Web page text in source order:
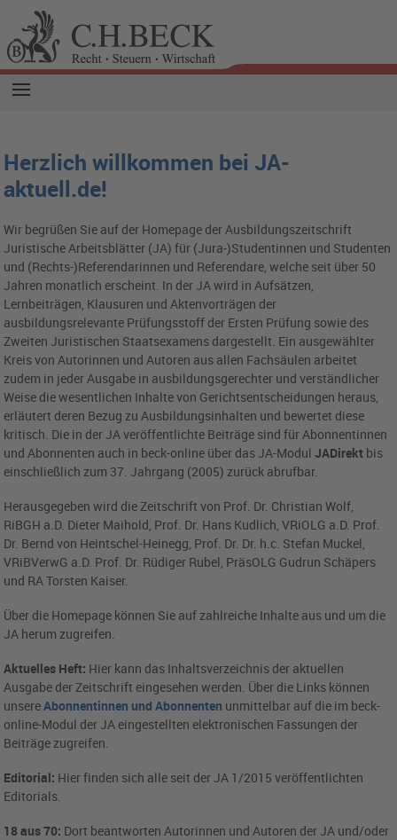
Herzlich willkommen bei JA-
aktuell.de!
Wir begrüßen Sie auf der Homepage der Ausbildungszeitschrift
Juristische Arbeitsblätter (JA) für (Jura-)Studentinnen und Studenten
und (Rechts-)Referendarinnen und Referendare, welche seit über 50
Jahren monatlich erscheint. In der JA wird in Aufsätzen,
Lernbeiträgen, Klausuren und Aktenvorträgen der
ausbildungsrelevante Prüfungsstoff der Ersten Prüfung sowie des
Zweiten Juristischen Staatsexamens dargestellt. Ein ausgewählter
Kreis von Autorinnen und Autoren aus allen Fachsäulen arbeitet
zudem in jeder Ausgabe in ausbildungsgerechter und verständlicher
Weise die wesentlichen Inhalte von Gerichtsentscheidungen heraus,
erläutert deren Bezug zu Ausbildungsinhalten und bewertet diese
kritisch. Die in der JA veröffentlichte Beiträge sind für Abonnentinnen
und Abonnenten auch in beck-online über das JA-ModulJADirekt bis
einschließlich zum 37. Jahrgang (2005) zurück abrufbar.
Herausgegeben wird die Zeitschrift von Prof. Dr. Christian Wolf,
RiBGH a.D. Dieter Maihold, Prof. Dr. Hans Kudlich, VRiOLG a.D. Prof.
Dr. Bernd von Heintschel-Heinegg, Prof. Dr. Dr. h.c. Stefan Muckel,
VRiBVerwG a.D. Prof. Dr. Rüdiger Rubel, PräsOLG Gudrun Schäpers
und RA Torsten Kaiser.
Über die Homepage können Sie auf zahlreiche Inhalte aus und um die
JA herum zugreifen.
Aktuelles Heft: Hier kann das Inhaltsverzeichnis der aktuellen
Ausgabe der Zeitschrift eingesehen werden. Über die Links können
unsereAbonnentinnen und Abonnenten unmittelbar auf die im beck-
online-Modul der JA eingestellten elektronischen Fassungen der
Beiträge zugreifen.
Editorial: Hier finden sich alle seit der JA 1/2015 veröffentlichten
Editorials.
18 aus 70: Dort beantworten Autorinnen und Autoren der JA und/oder